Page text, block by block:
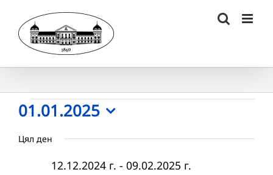
content
Събития
for
01.01.2025
01.01.2025
date.
Цял ден
12.12.2024 г. - 09.02.2025 г.